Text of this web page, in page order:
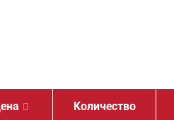
Количество